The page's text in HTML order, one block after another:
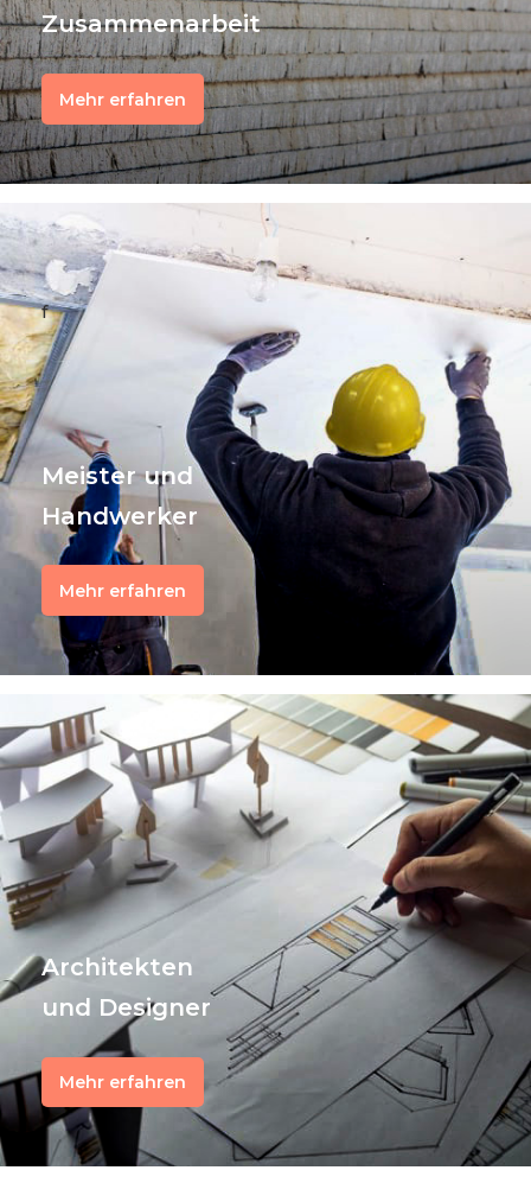
Zusammenarbeit
Mehr erfahren
f
Meister und
Handwerker
Mehr erfahren
Architekten
und Designer
Mehr erfahren